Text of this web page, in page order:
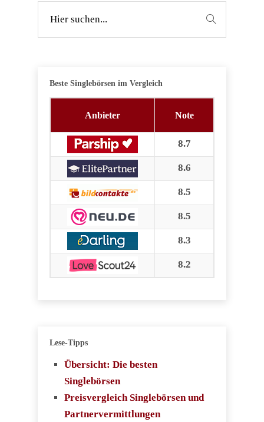
Beste Singlebörsen im Vergleich
Anbieter Note
8.7
8.6
8.5
8.5
8.3
8.2
Lese-Tipps
Übersicht: Die besten
Singlebörsen
Preisvergleich Singlebörsen und
Partnervermittlungen